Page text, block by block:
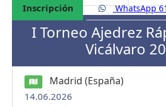
Inscripción WhatsApp
I Torneo Ajedrez
Vicálvaro
Madrid (España)
14.06.2026